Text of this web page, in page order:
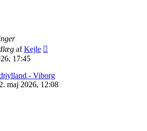
afKejle
17:45
- Viborg
2. maj 2026, 12:08